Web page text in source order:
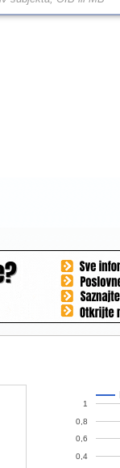
0,4
0,6
0,8
1